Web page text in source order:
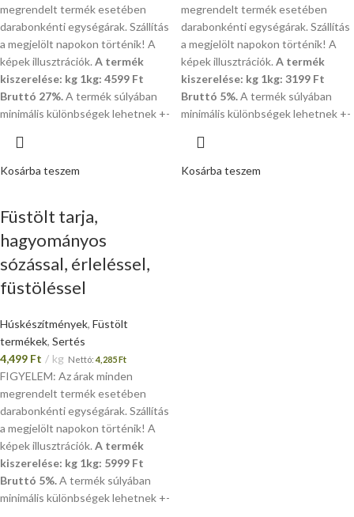
megrendelt termék esetében
darabonkénti egységárak. Szállítás
a megjelölt napokon történik! A
képek illusztrációk. A termék
kiszerelése: kg 1kg: 4599 Ft
Bruttó 27%.A termék súlyában
minimális különbségek lehetnek +-
Kosárba teszem
megrendelt termék esetében
darabonkénti egységárak. Szállítás
a megjelölt napokon történik! A
képek illusztrációk. A termék
kiszerelése: kg 1kg: 3199 Ft
Bruttó 5%.A termék súlyában
minimális különbségek lehetnek +-
Kosárba teszem
Füstölt tarja,
hagyományos
sózással, érleléssel,
füstöléssel
Húskészítmények, Füstölt
termékek, Sertés
4,499 Ft kg Nettó:4,285Ft
FIGYELEM: Az árak minden
megrendelt termék esetében
darabonkénti egységárak. Szállítás
a megjelölt napokon történik! A
képek illusztrációk. A termék
kiszerelése: kg 1kg: 5999 Ft
Bruttó 5%.A termék súlyában
minimális különbségek lehetnek +-